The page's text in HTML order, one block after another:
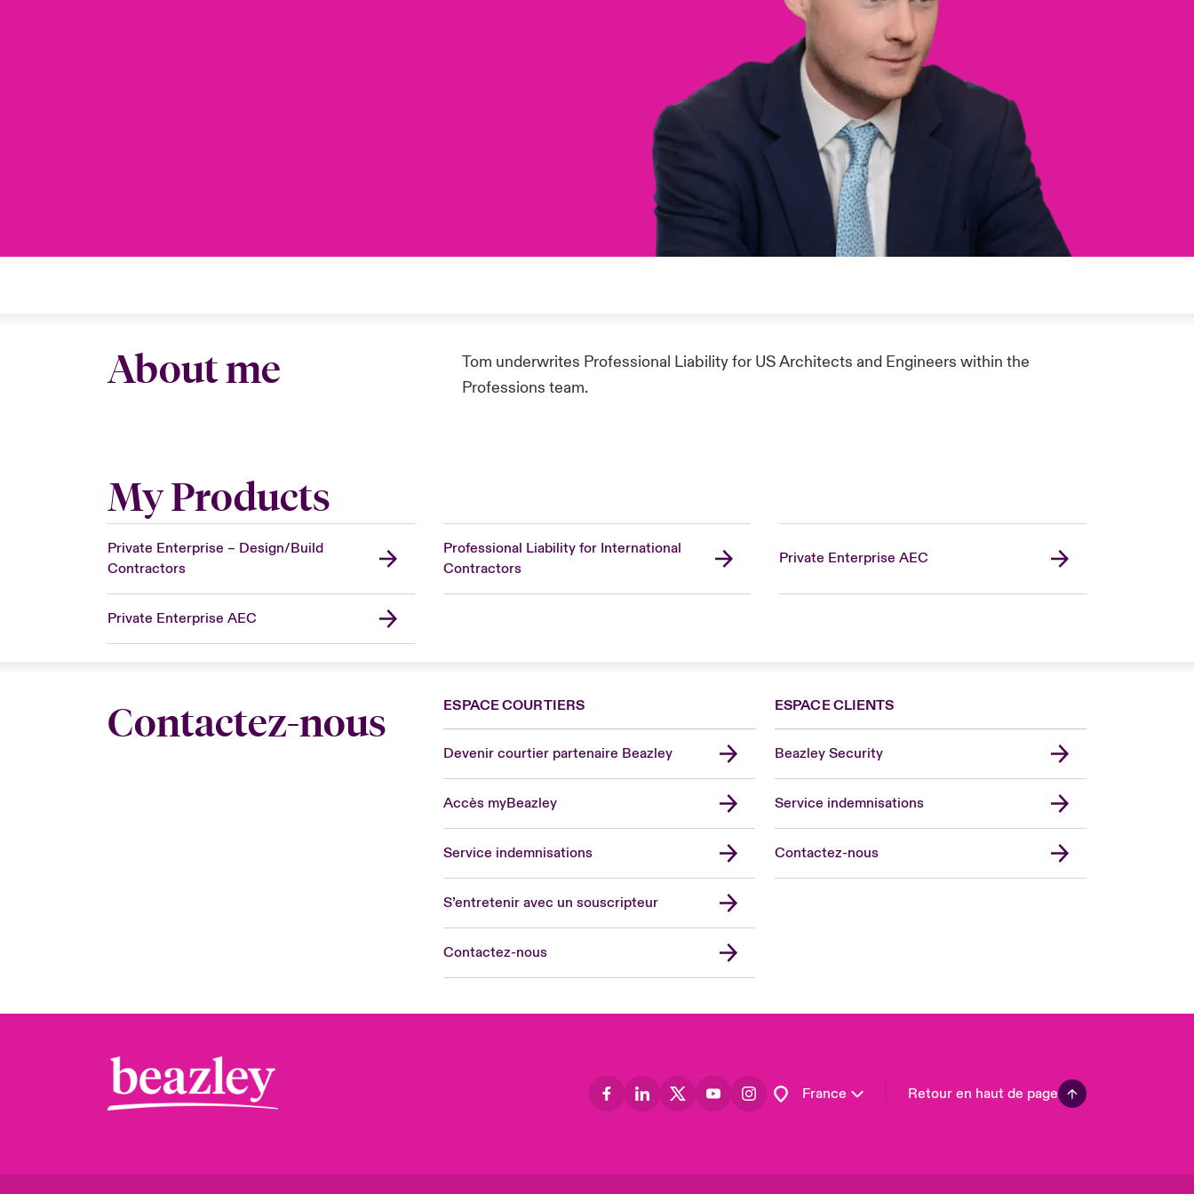
About me
Tom underwrites Professional Liability for US Architects and Engineers within the
Professions team.
My Products
Private Enterprise – Design/Build
Contractors
Professional Liability for International
Contractors
Private Enterprise AEC
Private Enterprise AEC
Contactez-nous ESPACE COURTIERS
Devenir courtier partenaire Beazley
Accès myBeazley
Service indemnisations
S’entretenir avec un souscripteur
Contactez-nous
ESPACE CLIENTS
Beazley Security
Service indemnisations
Contactez-nous
France
United Kingdom
Retour en haut de page